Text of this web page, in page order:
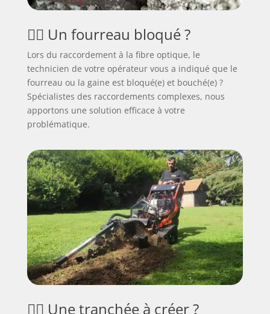
🕵️‍♂️ Un fourreau bloqué ?
Lors du raccordement à la fibre optique, le
technicien de votre opérateur vous a indiqué que le
fourreau ou la gaine est bloqué(e) et bouché(e) ?
Spécialistes des raccordements complexes, nous
apportons une solution efficace à votre
problématique.
👷‍♂️ Une tranchée à créer ?